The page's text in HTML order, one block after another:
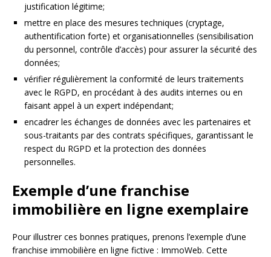
justification légitime;
mettre en place des mesures techniques (cryptage,
authentification forte) et organisationnelles (sensibilisation
du personnel, contrôle d’accès) pour assurer la sécurité des
données;
vérifier régulièrement la conformité de leurs traitements
avec le RGPD, en procédant à des audits internes ou en
faisant appel à un expert indépendant;
encadrer les échanges de données avec les partenaires et
sous-traitants par des contrats spécifiques, garantissant le
respect du RGPD et la protection des données
personnelles.
Exemple d’une franchise
immobilière en ligne exemplaire
Pour illustrer ces bonnes pratiques, prenons l’exemple d’une
franchise immobilière en ligne fictive : ImmoWeb. Cette